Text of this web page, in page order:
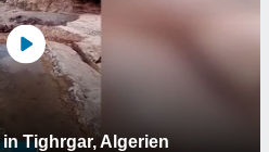
Tighrgar, Algerien